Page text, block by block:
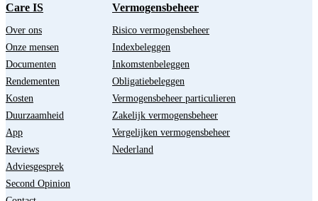
Care IS
Over ons
Onze mensen
Documenten
Rendementen
Kosten
Duurzaamheid
App
Reviews
Adviesgesprek
Second Opinion
Vermogensbeheer
Risico vermogensbeheer
Indexbeleggen
Inkomstenbeleggen
Obligatiebeleggen
Vermogensbeheer particulieren
Zakelijk vermogensbeheer
Vergelijken vermogensbeheer
Nederland